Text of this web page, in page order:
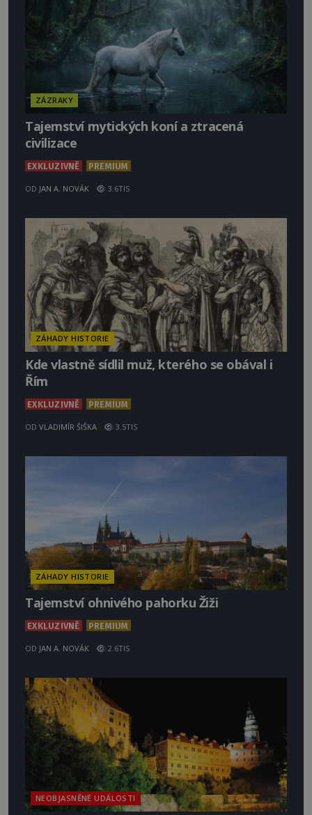
ZÁZRAKY
Tajemství mytických koní a ztracená
civilizace
EXKLUZIVNĚ PREMIUM
OD JAN A. NOVÁK 3.6TIS
ZÁHADY HISTORIE
Kde vlastně sídlil muž, kterého se obával i
Řím
EXKLUZIVNĚ PREMIUM
OD VLADIMÍR ŠIŠKA 3.5TIS
ZÁHADY HISTORIE
Tajemství ohnivého pahorku Žiži
EXKLUZIVNĚ PREMIUM
OD JAN A. NOVÁK 2.6TIS
NEOBJASNĚNÉ UDÁLOSTI